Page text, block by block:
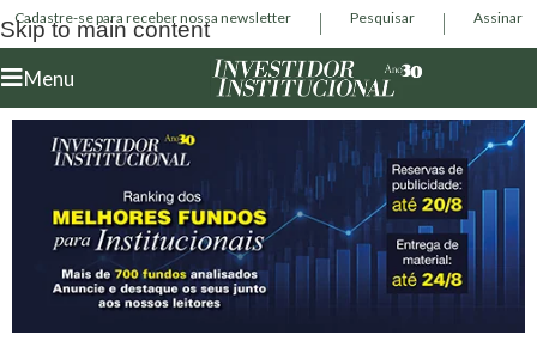
Skip to main content
Cadastre-se para receber nossa newsletter Pesquisar Assinar
Menu